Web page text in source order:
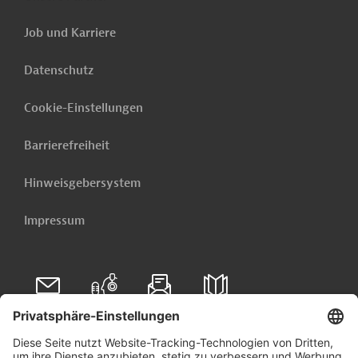
Job und Karriere
Datenschutz
Cookie-Einstellungen
Barrierefreiheit
Hinweisgebersystem
Impressum
Folgen Sie uns auf